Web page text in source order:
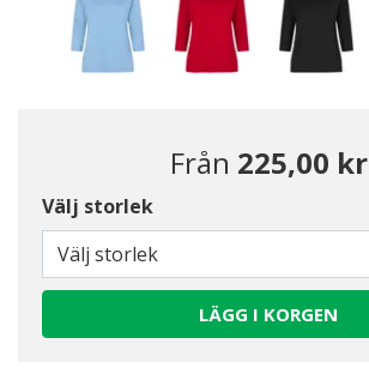
Valda
Från 225,00 kr
Välj storlek
Välj storlek
LÄGG I KORGEN